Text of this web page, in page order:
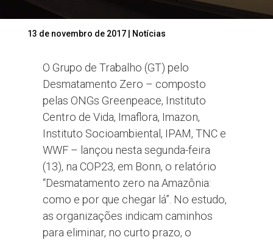
13 de novembro de 2017| Notícias
O Grupo de Trabalho (GT) pelo
Desmatamento Zero – composto
pelas ONGs Greenpeace, Instituto
Centro de Vida, Imaflora, Imazon,
Instituto Socioambiental, IPAM, TNC e
WWF – lançou nesta segunda-feira
(13), na COP23, em Bonn, o relatório
“Desmatamento zero na Amazônia:
como e por que chegar lá”. No estudo,
as organizações indicam caminhos
para eliminar, no curto prazo, o